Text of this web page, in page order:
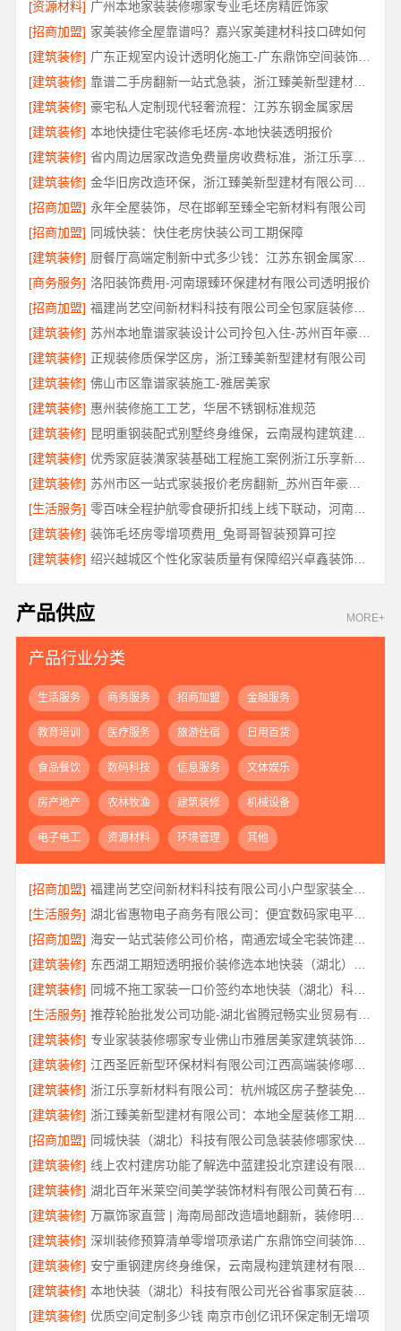
[资源材料] 广州本地家装装修哪家专业毛坯房精匠饰家
[招商加盟] 家美装修全屋靠谱吗？嘉兴家美建材科技口碑如何
[建筑装修]
广东正规室内设计透明化施工-广东鼎饰空间装饰工程有限公司
[建筑装修]
靠谱二手房翻新一站式急装，浙江臻美新型建材有限公司快交付
[建筑装修] 豪宅私人定制现代轻奢流程：江苏东钢金属家居
[建筑装修] 本地快捷住宅装修毛坯房-本地快装透明报价
[建筑装修]
省内周边居家改造免费量房收费标准，浙江乐享新材料有限公司
[建筑装修]
[招商加盟] 永年全屋装饰，尽在邯郸至臻全宅新材料有限公司
[招商加盟] 同城快装：快住老房快装公司工期保障
[建筑装修]
[商务服务] 洛阳装饰费用-河南璟臻环保建材有限公司透明报价
[招商加盟]
福建尚艺空间新材料科技有限公司全包家庭装修口碑优选报价明细
[建筑装修]
苏州本地靠谱家装设计公司拎包入住-苏州百年豪庭新材料有限公司
[建筑装修] 正规装修质保学区房，浙江臻美新型建材有限公司
[建筑装修] 佛山市区靠谱家装施工-雅居美家
[建筑装修] 惠州装修施工工艺，华居不锈钢标准规范
[建筑装修]
昆明重钢装配式别墅终身维保，云南晟构建筑建材有限公司
[建筑装修]
优秀家庭装潢家装基础工程施工案例浙江乐享新材料有限公司
[建筑装修]
苏州市区一站式家装报价老房翻新_苏州百年豪庭新材料有限公司
[生活服务]
零百味全程护航零食硬折扣线上线下联动，河南零百味供应链有限公司助力全域盈利
[建筑装修] 装饰毛坯房零增项费用_兔哥哥智装预算可控
[建筑装修]
绍兴越城区个性化家装质量有保障绍兴卓鑫装饰材料有限公司
产品供应 MORE+
产品行业分类
生活服务 商务服务 招商加盟 金融服务
教育培训 医疗服务 旅游住宿 日用百货
食品餐饮 数码科技 信息服务 文体娱乐
房产地产 农林牧渔 建筑装修 机械设备
电子电工 资源材料 环境管理 其他
[招商加盟]
福建尚艺空间新材料科技有限公司小户型家装全屋改造省心省力
[生活服务]
湖北省惠物电子商务有限公司：便宜数码家电平台好不好
[招商加盟]
海安一站式装修公司价格，南通宏域全宅装饰建材有限公司性价比
[建筑装修]
[建筑装修]
同城不拖工家装一口价签约本地快装（湖北）科技有限公司
[生活服务]
[建筑装修]
专业家装装修哪家专业佛山市雅居美家建筑装饰工程有限公司
[建筑装修]
江西圣匠新型环保材料有限公司江西高端装修哪家好
[建筑装修]
[建筑装修]
[招商加盟]
同城快装（湖北）科技有限公司急装装修哪家快品质施工
[建筑装修]
[建筑装修]
[建筑装修]
[建筑装修]
深圳装修预算清单零增项承诺广东鼎饰空间装饰工程有限公司
[建筑装修]
[建筑装修]
本地快装（湖北）科技有限公司光谷省事家庭装修婚房
[建筑装修] 优质空间定制多少钱 南京市创亿讯环保定制无增项